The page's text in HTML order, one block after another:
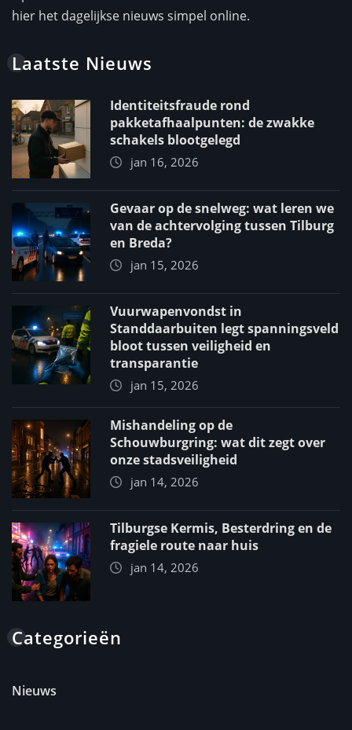
hier het dagelijkse nieuws simpel online.
Laatste Nieuws
Identiteitsfraude rond
pakketafhaalpunten: de zwakke
schakels blootgelegd
jan 16, 2026
Gevaar op de snelweg: wat leren we
van de achtervolging tussen Tilburg
en Breda?
jan 15, 2026
Vuurwapenvondst in
Standdaarbuiten legt spanningsveld
bloot tussen veiligheid en
transparantie
jan 15, 2026
Mishandeling op de
Schouwburgring: wat dit zegt over
onze stadsveiligheid
jan 14, 2026
Tilburgse Kermis, Besterdring en de
fragiele route naar huis
jan 14, 2026
Categorieën
Nieuws